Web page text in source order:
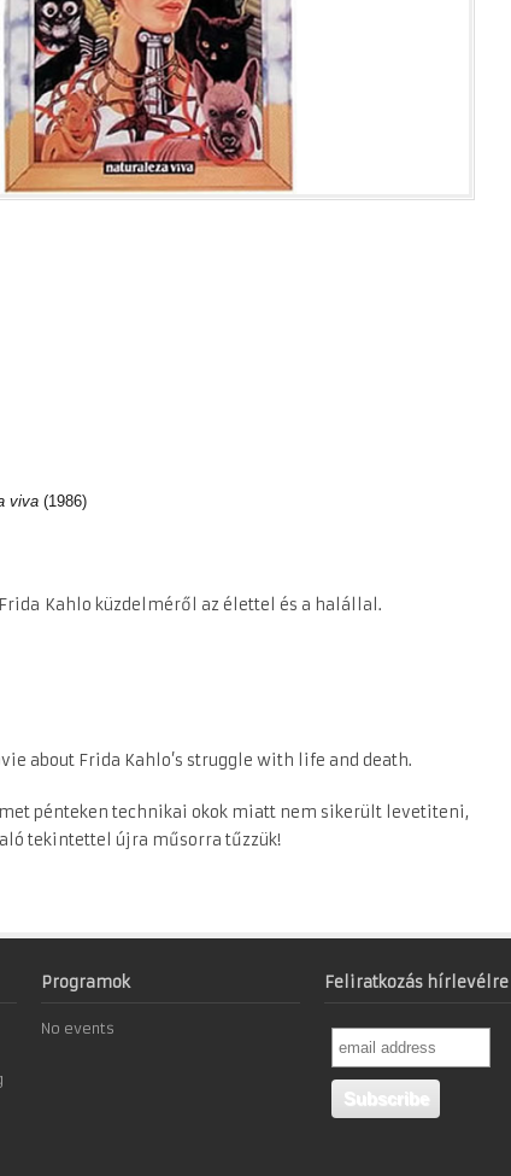
viva (1986)
Kahlo küzdelméről az élettel és a halállal.
about Frida Kahlo’s struggle with life and death.
pénteken technikai okok miatt nem sikerült levetiteni,
tekintettel újra műsorra tűzzük!
Programok
No events
Feliratkozás hírlevélre